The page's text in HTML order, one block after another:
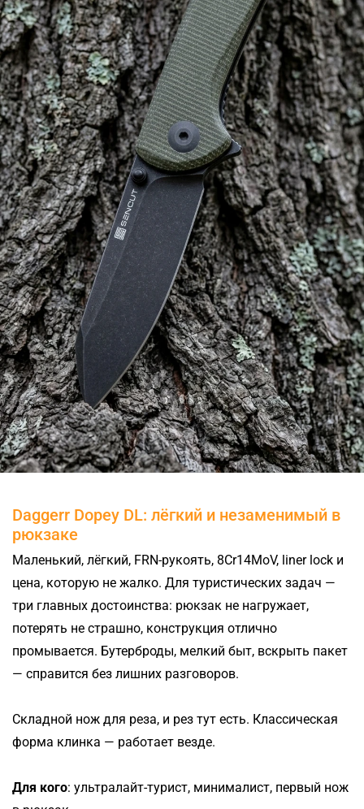
Daggerr Dopey DL: лёгкий и незаменимый в
рюкзаке
Маленький, лёгкий, FRN-рукоять, 8Cr14MoV, liner lock и
цена, которую не жалко. Для туристических задач —
три главных достоинства: рюкзак не нагружает,
потерять не страшно, конструкция отлично
промывается. Бутерброды, мелкий быт, вскрыть пакет
— справится без лишних разговоров.
Складной нож для реза, и рез тут есть. Классическая
форма клинка — работает везде.
Для кого: ультралайт-турист, минималист, первый нож